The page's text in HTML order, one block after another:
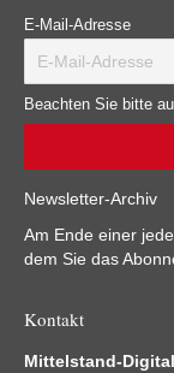
E-Mail-Adresse
Beachten Sie bitte
Newsletter-Archiv
Am Ende einer
dem Sie das
Kontakt
Mittelstand-